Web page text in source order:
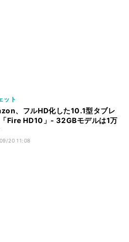
ット
、フルHD化した10.1型タブレ
Fire HD10」- 32GBモデルは1万
20 11:08